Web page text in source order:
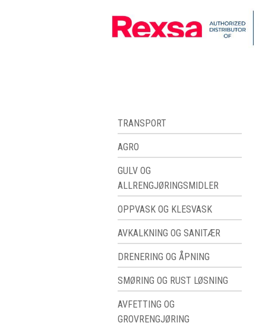
TRANSPORT
AGRO
GULV OG
ALLRENGJØRINGSMIDLER
OPPVASK OG KLESVASK
AVKALKNING OG SANITÆR
DRENERING OG ÅPNING
SMØRING OG RUST LØSNING
AVFETTING OG
GROVRENGJØRING